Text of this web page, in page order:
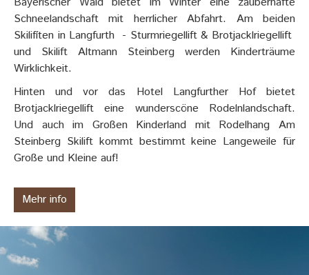
Schneelandschaft mit herrlicher Abfahrt. Am beiden
Skilifíten in Langfurth - Sturmriegellift & Brotjacklriegellift
und Skilift Altmann Steinberg werden Kinderträume
Wirklichkeit.
Hinten und vor das Hotel Langfurther Hof bietet
Brotjacklriegellift eine wunderscöne Rodelnlandschaft.
Und auch im Großen Kinderland mit Rodelhang Am
Steinberg Skilift kommt bestimmt keine Langeweile für
Große und Kleine auf!
Mehr info